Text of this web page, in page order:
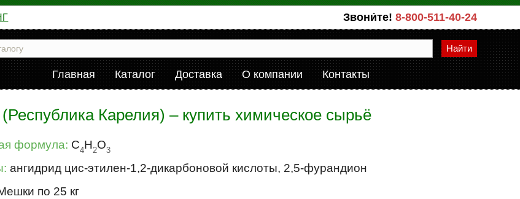
Звони́те! 8-800-511-40-24
Найти
Главная Каталог Доставка О компании Контакты
Карелия) – купить химическое сырьё
формула: C4H2O3
ангидрид циc-этилен-1,2-дикарбоновой кислоты, 2,5-фурандион
по 25 кг